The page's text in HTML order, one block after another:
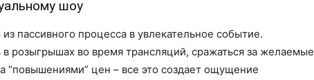
шоу
пассивного процесса в увлекательное событие.
в розыгрышах во время трансляций, сражаться за желаемые
“повышениями” цен – все это создает ощущение